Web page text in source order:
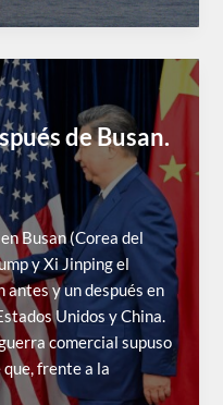
de Busan.
Busan (Corea del
y Xi Jinping el
antes y un después en
Unidos y China.
comercial supuso
frente a la